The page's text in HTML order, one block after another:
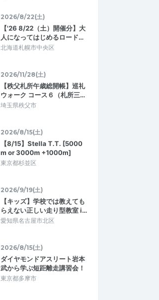
コーチが素晴らしいですタイムピタピタ。
参加する方もみんな意識高い方ばかりで、
動き作りで始まってメインの練習メニュ…
2026/8/22(土)
【'26 8/22（土）開催分】大
人になってはじめるロード…
北海道札幌市中央区
2026/11/28(土)
【秩父札所午歳総開帳】巡礼
ウォーク コース６（札所三…
埼玉県秩父市
2026/8/15(土)
【8/15】Stella T.T. [5000
m or 3000m +1000m]
東京都杉並区
2026/9/19(土)
【キッズ】学校では教えても
らえない正しい走り型教室 i…
愛知県名古屋市北区
2026/8/15(土)
ダイヤモンドアスリート岩本
武から学ぶ短距離走講習会！
東京都多摩市